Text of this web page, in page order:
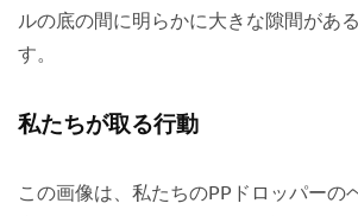
ルの底の間に明らかに大きな隙間があ
す。
私たちが取る行動
この画像は、私たちのPPドロッパーの